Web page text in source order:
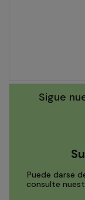
Sigue
Puede darse
consulte